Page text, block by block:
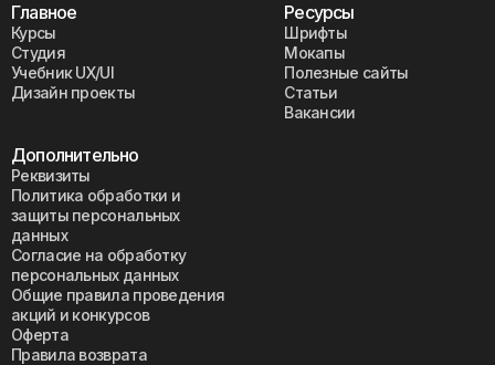
Главное
Курсы
Студия
Учебник UX/UI
Дизайн проекты
Ресурсы
Шрифты
Мокапы
Полезные сайты
Статьи
Вакансии
Дополнительно
Реквизиты
Политика обработки и
защиты персональных
данных
Согласие на обработку
персональных данных
Общие правила проведения
акций и конкурсов
Оферта
Правила возврата